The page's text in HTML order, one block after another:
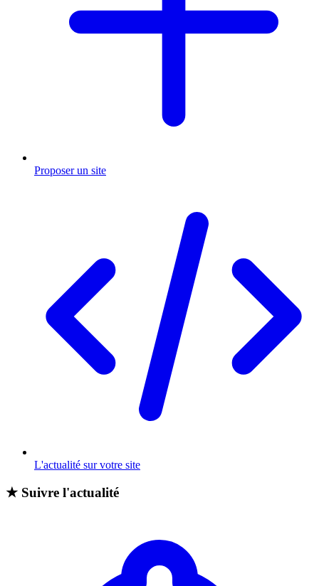
Proposer un site
L'actualité sur votre site
★ Suivre l'actualité